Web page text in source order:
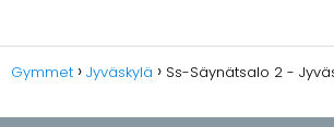
Gymmet Jyväskylä Ss-Säynätsalo 2 -